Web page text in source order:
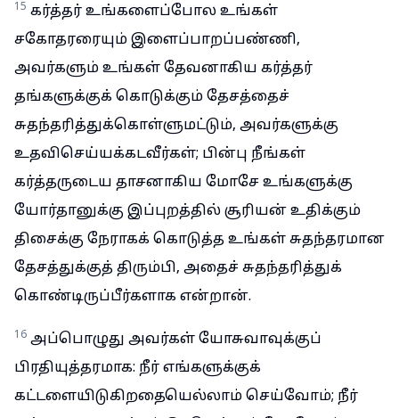
15 கர்த்தர் உங்களைப்போல உங்கள்
சகோதரரையும் இளைப்பாறப்பண்ணி,
அவர்களும் உங்கள் தேவனாகிய கர்த்தர்
தங்களுக்குக் கொடுக்கும் தேசத்தைச்
சுதந்தரித்துக்கொள்ளுமட்டும், அவர்களுக்கு
உதவிசெய்யக்கடவீர்கள்; பின்பு நீங்கள்
கர்த்தருடைய தாசனாகிய மோசே உங்களுக்கு
யோர்தானுக்கு இப்புறத்தில் சூரியன் உதிக்கும்
திசைக்கு நேராகக் கொடுத்த உங்கள் சுதந்தரமான
தேசத்துக்குத் திரும்பி, அதைச் சுதந்தரித்துக்
கொண்டிருப்பீர்களாக என்றான்.
16 அப்பொழுது அவர்கள் யோசுவாவுக்குப்
பிரதியுத்தரமாக: நீர் எங்களுக்குக்
கட்டளையிடுகிறதையெல்லாம் செய்வோம்; நீர்